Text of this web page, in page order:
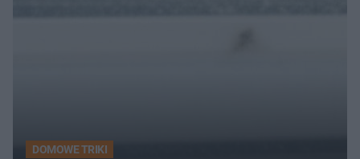
DOMOWE TRIKI